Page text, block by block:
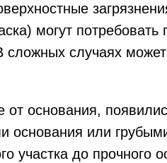
могут
случаях
основания,
основания или
участка до